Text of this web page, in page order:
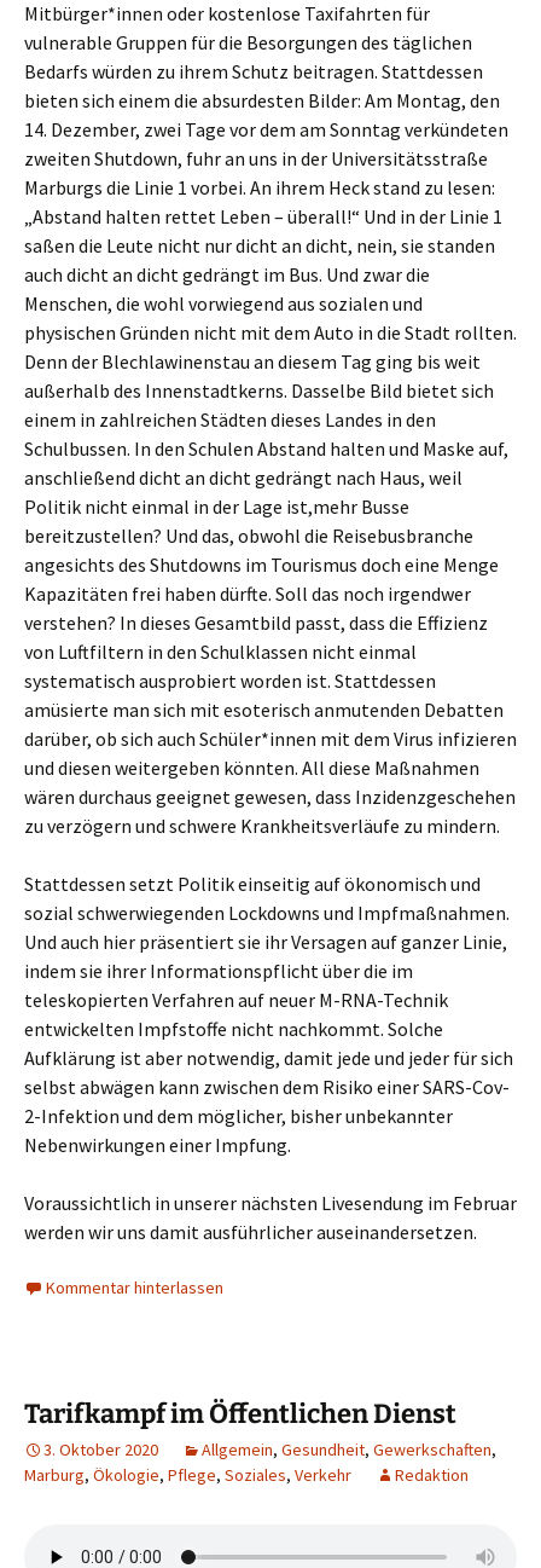
Mitbürger*innen oder kostenlose Taxifahrten für
vulnerable Gruppen für die Besorgungen des täglichen
Bedarfs würden zu ihrem Schutz beitragen. Stattdessen
bieten sich einem die absurdesten Bilder: Am Montag, den
14. Dezember, zwei Tage vor dem am Sonntag verkündeten
zweiten Shutdown, fuhr an uns in der Universitätsstraße
Marburgs die Linie 1 vorbei. An ihrem Heck stand zu lesen:
„Abstand halten rettet Leben – überall!“ Und in der Linie 1
saßen die Leute nicht nur dicht an dicht, nein, sie standen
auch dicht an dicht gedrängt im Bus. Und zwar die
Menschen, die wohl vorwiegend aus sozialen und
physischen Gründen nicht mit dem Auto in die Stadt rollten.
Denn der Blechlawinenstau an diesem Tag ging bis weit
außerhalb des Innenstadtkerns. Dasselbe Bild bietet sich
einem in zahlreichen Städten dieses Landes in den
Schulbussen. In den Schulen Abstand halten und Maske auf,
anschließend dicht an dicht gedrängt nach Haus, weil
Politik nicht einmal in der Lage ist,mehr Busse
bereitzustellen? Und das, obwohl die Reisebusbranche
angesichts des Shutdowns im Tourismus doch eine Menge
Kapazitäten frei haben dürfte. Soll das noch irgendwer
verstehen? In dieses Gesamtbild passt, dass die Effizienz
von Luftfiltern in den Schulklassen nicht einmal
systematisch ausprobiert worden ist. Stattdessen
amüsierte man sich mit esoterisch anmutenden Debatten
darüber, ob sich auch Schüler*innen mit dem Virus infizieren
und diesen weitergeben könnten. All diese Maßnahmen
wären durchaus geeignet gewesen, dass Inzidenzgeschehen
zu verzögern und schwere Krankheitsverläufe zu mindern.
Stattdessen setzt Politik einseitig auf ökonomisch und
sozial schwerwiegenden Lockdowns und Impfmaßnahmen.
Und auch hier präsentiert sie ihr Versagen auf ganzer Linie,
indem sie ihrer Informationspflicht über die im
teleskopierten Verfahren auf neuer M-RNA-Technik
entwickelten Impfstoffe nicht nachkommt. Solche
Aufklärung ist aber notwendig, damit jede und jeder für sich
selbst abwägen kann zwischen dem Risiko einer SARS-Cov-
2-Infektion und dem möglicher, bisher unbekannter
Nebenwirkungen einer Impfung.
Voraussichtlich in unserer nächsten Livesendung im Februar
werden wir uns damit ausführlicher auseinandersetzen.
Kommentar hinterlassen
Tarifkampf im Öffentlichen Dienst
3. Oktober 2020 Allgemein, Gesundheit, Gewerkschaften,
Marburg, Ökologie, Pflege, Soziales, Verkehr Redaktion